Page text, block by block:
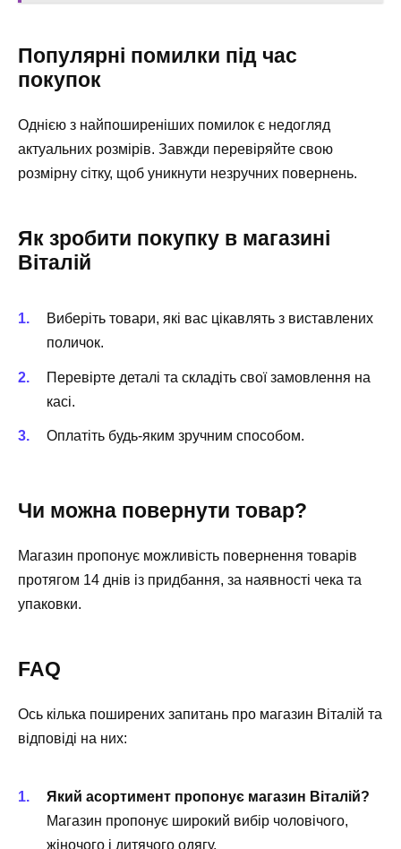
Популярні помилки під час
покупок
Однією з найпоширеніших помилок є недогляд
актуальних розмірів. Завжди перевіряйте свою
розмірну сітку, щоб уникнути незручних повернень.
Як зробити покупку в магазині
Віталій
Виберіть товари, які вас цікавлять з виставлених
поличок.
Перевірте деталі та складіть свої замовлення на
касі.
Оплатіть будь-яким зручним способом.
Чи можна повернути товар?
Магазин пропонує можливість повернення товарів
протягом 14 днів із придбання, за наявності чека та
упаковки.
FAQ
Ось кілька поширених запитань про магазин Віталій та
відповіді на них:
Який асортимент пропонує магазин Віталій?
Магазин пропонує широкий вибір чоловічого,
жіночого і дитячого одягу.